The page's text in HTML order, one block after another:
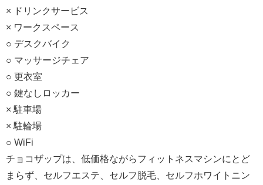
× ドリンクサービス
× ワークスペース
○ デスクバイク
○ マッサージチェア
○ 更衣室
○ 鍵なしロッカー
× 駐車場
× 駐輪場
○ WiFi
チョコザップは、低価格ながらフィットネスマシンにとど
まらず、セルフエステ、セルフ脱毛、セルフホワイトニン